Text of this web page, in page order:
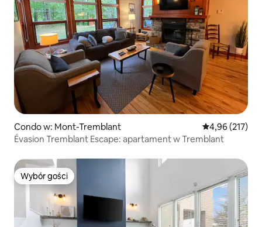
Condo w: Mont-Tremblant Średnia
4,96 (217)
Évasion Tremblant Escape: apartament w Tremblant
Wybór gości
Wybór gości